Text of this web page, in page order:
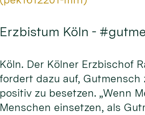
Erzbistum Köln -
Köln. Der Kölner Erzbischof
fordert dazu auf,
positiv zu besetzen. „Wenn
Menschen einsetzen, als